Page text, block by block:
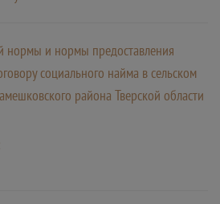
нормы и нормы предоставления
социального найма в сельском
района Тверской области